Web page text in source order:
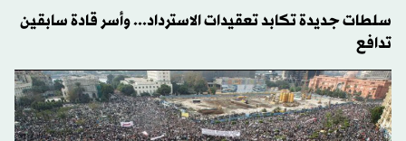
سلطات جديدة تكابد تعقيدات الاسترداد... وأسر قادة سابقين
تدافع